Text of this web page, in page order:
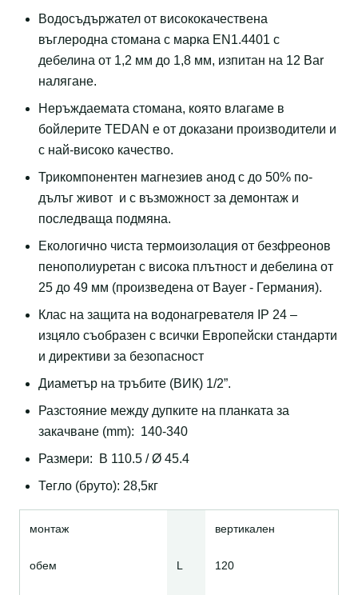
Водосъдържател от висококачествена
въглеродна стомана с марка ЕN1.4401 с
дебелина от 1,2 мм до 1,8 мм, изпитан на 12 Bar
налягане.
Неръждаемата стомана, която влагаме в
бойлерите TEDAN е от доказани производители и
с най-високо качество.
Трикомпонентен магнезиев анод с до 50% по-
дълъг живот и с възможност за демонтаж и
последваща подмяна.
Екологично чиста термоизолация от безфреонов
пенополиуретан с висока плътност и дебелина от
25 до 49 мм (произведенa от Bayer - Германия).
Клас на защита на водонагревателя IP 24 –
изцяло съобразен с всички Европейски стандарти
и директиви за безопасност
Диаметър на тръбите (ВИК) 1/2”.
Разстояние между дупките на планката за
закачване (mm): 140-340
Размери: В 110.5 / Ø 45.4
Тегло (бруто): 28,5кг
монтаж вертикален
обем L 120